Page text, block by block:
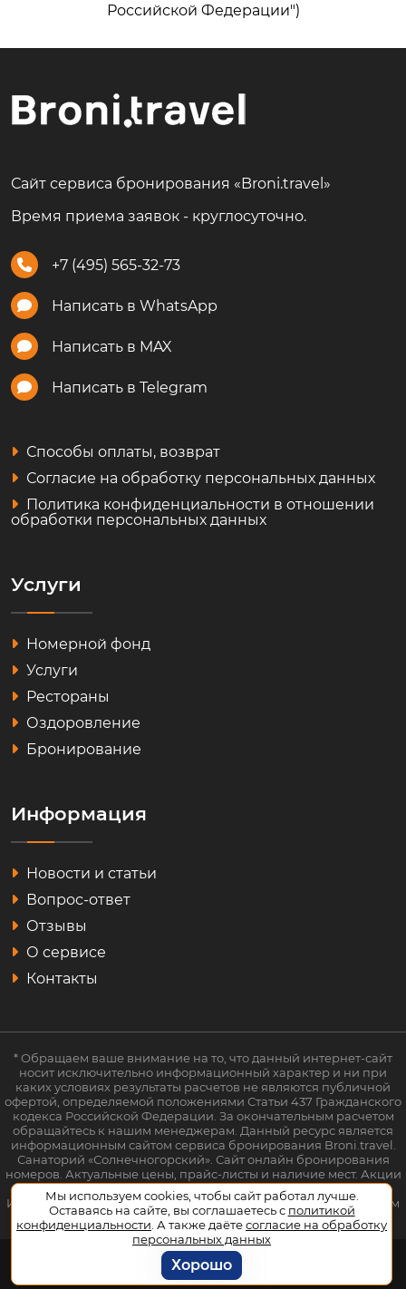
Российской Федерации")
Сайт сервиса бронирования «Broni.travel»
Время приема заявок - круглосуточно.
+7 (495) 565-32-73
Написать в WhatsApp
Написать в MAX
Написать в Telegram
Способы оплаты, возврат
Согласие на обработку персональных данных
Политика конфиденциальности в отношении
обработки персональных данных
Услуги
Номерной фонд
Услуги
Рестораны
Оздоровление
Бронирование
Информация
Новости и статьи
Вопрос-ответ
Отзывы
О сервисе
Контакты
* Обращаем ваше внимание на то, что данный интернет-сайт
носит исключительно информационный характер и ни при
каких условиях результаты расчетов не являются публичной
офертой, определяемой положениями Статьи 437 Гражданского
кодекса Российской Федерации. За окончательным расчетом
обращайтесь к нашим менеджерам. Данный ресурс является
информационным сайтом сервиса бронирования Broni.travel.
Санаторий «Солнечногорский». Сайт онлайн бронирования
номеров. Актуальные цены, прайс-листы и наличие мест. Акции
и спецпредложения. Выгодное бронирование.
Индивидуальный менеджер. Не является официальным сайтом
объекта размещения.
© 2026Broni.travel
Мы используем cookies, чтобы сайт работал лучше.
Оставаясь на сайте, вы соглашаетесь с политикой
конфиденциальности . А также даётесогласие на обработку
персональных данных
Хорошо